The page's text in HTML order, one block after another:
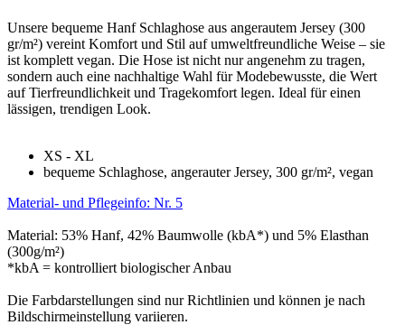
Unsere bequeme Hanf Schlaghose aus angerautem Jersey (300
gr/m²) vereint Komfort und Stil auf umweltfreundliche Weise – sie
ist komplett vegan. Die Hose ist nicht nur angenehm zu tragen,
sondern auch eine nachhaltige Wahl für Modebewusste, die Wert
auf Tierfreundlichkeit und Tragekomfort legen. Ideal für einen
lässigen, trendigen Look.
XS - XL
bequeme Schlaghose, angerauter Jersey, 300 gr/m², vegan
Material- und Pflegeinfo: Nr. 5
Material: 53% Hanf, 42% Baumwolle (kbA*) und 5% Elasthan
(300g/m²)
*kbA = kontrolliert biologischer Anbau
Die Farbdarstellungen sind nur Richtlinien und können je nach
Bildschirmeinstellung variieren.